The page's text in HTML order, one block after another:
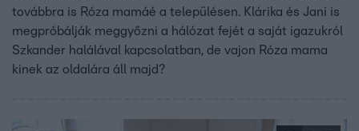
továbbra is Róza mamáé a településen. Klárika és Jani is
megpróbálják meggyőzni a hálózat fejét a saját igazukról
Szkander halálával kapcsolatban, de vajon Róza mama
kinek az oldalára áll majd?